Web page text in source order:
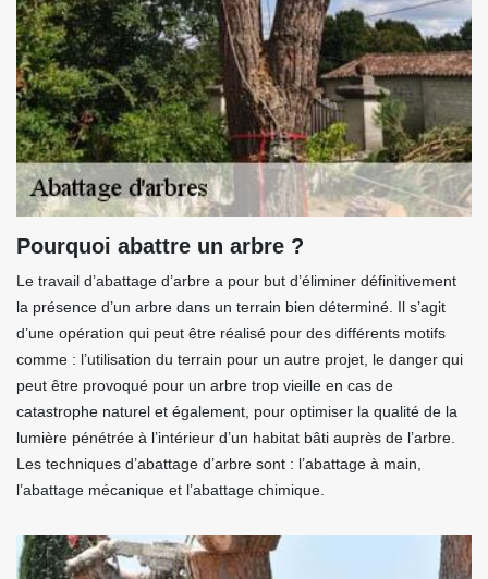
Pourquoi abattre un arbre ?
Le travail d’abattage d’arbre a pour but d’éliminer définitivement
la présence d’un arbre dans un terrain bien déterminé. Il s’agit
d’une opération qui peut être réalisé pour des différents motifs
comme : l’utilisation du terrain pour un autre projet, le danger qui
peut être provoqué pour un arbre trop vieille en cas de
catastrophe naturel et également, pour optimiser la qualité de la
lumière pénétrée à l’intérieur d’un habitat bâti auprès de l’arbre.
Les techniques d’abattage d’arbre sont : l’abattage à main,
l’abattage mécanique et l’abattage chimique.